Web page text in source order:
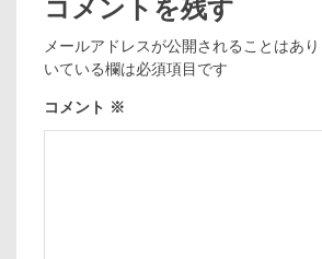
コメントを残す
メールアドレスが公開されることはあり
いている欄は必須項目です
コメント ※